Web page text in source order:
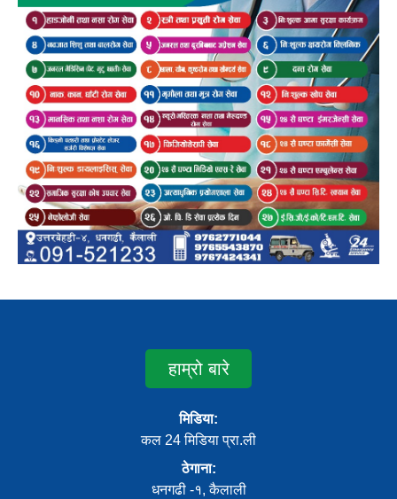
हाम्रो बारे
मिडिया:
कल 24 मिडिया प्रा.ली
ठेगाना:
धनगढी -१, कैलाली